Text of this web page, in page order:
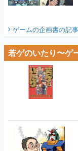
ゲームの企画書の記
若ゲのいたり〜ゲ